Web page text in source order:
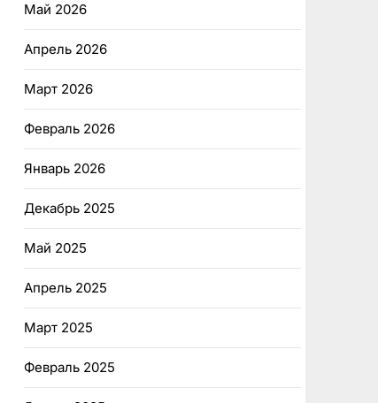
Май 2026
Апрель 2026
Март 2026
Февраль 2026
Январь 2026
Декабрь 2025
Май 2025
Апрель 2025
Март 2025
Февраль 2025